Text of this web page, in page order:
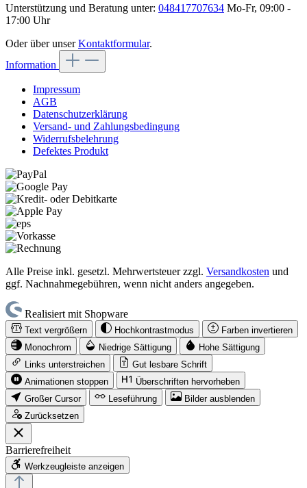
Unterstützung und Beratung unter: 048417707634 Mo-Fr, 09:00 -
17:00 Uhr
Oder über unserKontaktformular.
Information
Impressum
AGB
Datenschutzerklärung
Versand- und Zahlungsbedingung
Widerrufsbelehrung
Defektes Produkt
Alle Preise inkl. gesetzl. Mehrwertsteuer zzgl. Versandkosten und
ggf. Nachnahmegebühren, wenn nicht anders angegeben.
Realisiert mit Shopware
Text vergrößern Hochkontrastmodus
Farben invertieren
Monochrom
Niedrige Sättigung
Hohe Sättigung
Links unterstreichen
Gut lesbare Schrift
Animationen stoppen
Überschriften hervorheben
Großer Cursor
Leseführung
Bilder ausblenden
Zurücksetzen
Barrierefreiheit
Werkzeugleiste anzeigen